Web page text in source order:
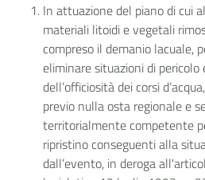
In attuazione del piano di cui
materiali litoidi e vegetali
compreso il demanio lacuale,
eliminare situazioni di pericolo
dell’officiosità dei corsi
previo nulla osta regionale e
territorialmente competente
ripristino conseguenti alla
dall’evento, in deroga